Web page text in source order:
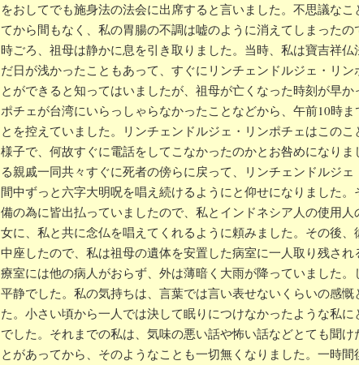
をおしてでも施身法の法会に出席すると言いました。不思議な
てから間もなく、私の胃腸の不調は嘘のように消えてしまった
時ごろ、祖母は静かに息を引き取りました。当時、私は寶吉祥
だ日が浅かったこともあって、すぐにリンチェンドルジェ・リ
とができると知ってはいましたが、祖母が亡くなった時刻が早
ポチェが台湾にいらっしゃらなかったことなどから、午前10時
とを控えていました。リンチェンドルジェ・リンポチェはこの
様子で、何故すぐに電話をしてこなかったのかとお咎めになり
る親戚一同共々すぐに死者の傍らに戻って、リンチェンドルジ
間中ずっと六字大明呪を唱え続けるようにと仰せになりました
備の為に皆出払っていましたので、私とインドネシア人の使用
女に、私と共に念仏を唱えてくれるように頼みました。その後
中座したので、私は祖母の遺体を安置した病室に一人取り残さ
療室には他の病人がおらず、外は薄暗く大雨が降っていました
平静でした。私の気持ちは、言葉では言い表せないくらいの感
た。小さい頃から一人では決して眠りにつけなかったような私
でした。それまでの私は、気味の悪い話や怖い話などとても聞
とがあってから、そのようなことも一切無くなりました。一時